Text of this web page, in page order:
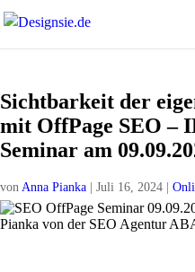
Sichtbarkeit der
mit OffPage SEO –
Seminar am
von Anna Pianka Juli 16, 2024